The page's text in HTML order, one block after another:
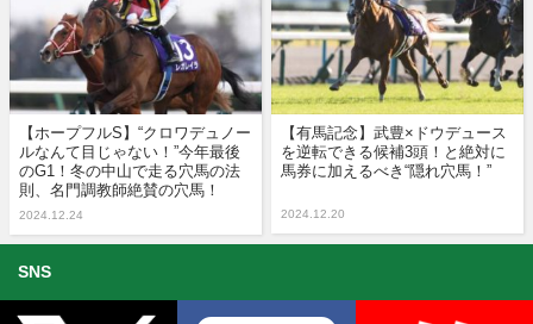
【ホープフルS】“クロワデュノー
ルなんて目じゃない！”今年最後
のG1！冬の中山で走る穴馬の法
則、名門調教師絶賛の穴馬！
2024.12.24
【有馬記念】武豊×ドウデュース
を逆転できる候補3頭！と絶対に
馬券に加えるべき“隠れ穴馬！”
2024.12.20
SNS